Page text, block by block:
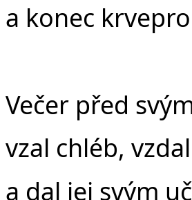
a konec
Večer před
vzal chléb,
a dal jej svým